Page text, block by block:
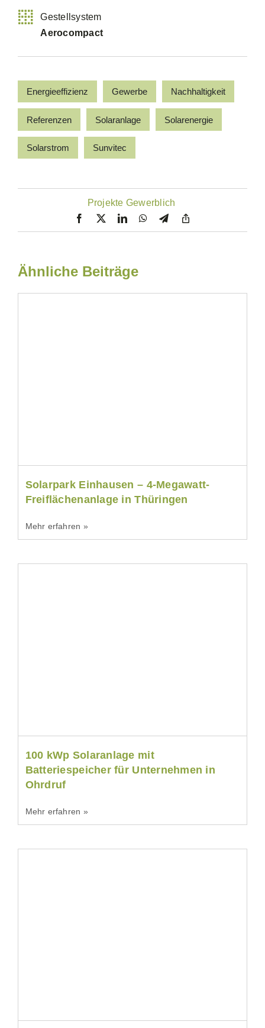
Gestellsystem
Aerocompact
Energieeffizienz Gewerbe Nachhaltigkeit
Referenzen Solaranlage Solarenergie
Solarstrom Sunvitec
Projekte Gewerblich
Ähnliche Beiträge
Solarpark Einhausen – 4-Megawatt-
Freiflächenanlage in Thüringen
Mehr erfahren »
100 kWp Solaranlage mit
Batteriespeicher für Unternehmen in
Ohrdruf
Mehr erfahren »